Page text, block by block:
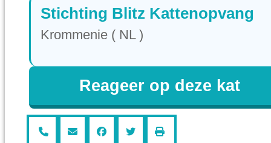
Stichting Blitz Kattenopvang
Krommenie ( NL )
Reageer op deze kat